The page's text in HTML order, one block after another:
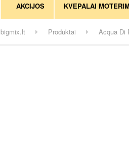
AKCIJOS KVEPALAI
bigmix.lt Produktai Acqua Di